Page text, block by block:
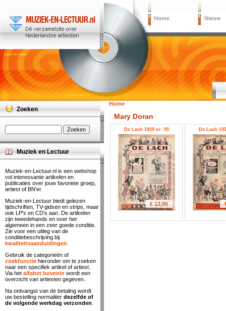
Home Nieuw
Home
Mary Doran
De Lach 1929 nr. 05
€ 13.95
De Lach
Zoeken
Muziek en Lectuur
Muziek-en-Lectuur.nl is een webshop
vol interessante artikelen en
publicaties over jouw favoriete groep,
artiest of BN'er.
Muziek-en-Lectuur biedt gelezen
tijdschriften, TV-gidsen en strips, maar
ook LP's en CD's aan. De artikelen
zijn tweedehands en over het
algemeen in een zeer goede conditie.
Zie voor een uitleg van de
conditiebeschrijving bij
kwaliteitsaanduidingen
Gebruik de categorieën of
zoekfunctie hieronder om te zoeken
naar een specifiek artikel of artiest.
Via het alfabet bovenin wordt een
overzicht van artiesten gegeven.
Na ontvangst van de betaling wordt
uw bestelling normaliter dezelfde of
de volgende werkdag verzonden